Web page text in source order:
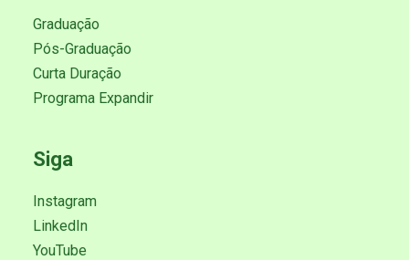
Graduação
Pós-Graduação
Curta Duração
Programa Expandir
Siga
Instagram
LinkedIn
YouTube